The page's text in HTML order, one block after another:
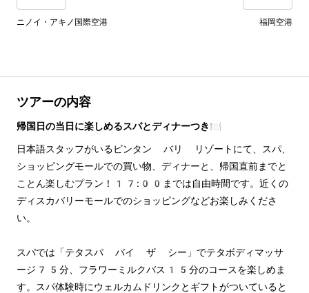
ニノイ・アキノ国際空港 福岡空港
ツアーの内容
帰国日の当日に楽しめるスパとディナーつき🍽
日本語スタッフがいるビンタン バリ リゾートにて、スパ、
ショッピングモールでの買い物、ディナーと、帰国直前までと
ことん楽しむプラン！17:00までは自由時間です。近くの
ディスカバリーモールでのショッピングなどお楽しみくださ
い。
スパでは「テタスパ バイ ザ シー」でテタボディマッサ
ージ75分、フラワーミルクバス15分のコースを楽しめま
す。スパ体験時にウェルカムドリンクとギフトがついていると